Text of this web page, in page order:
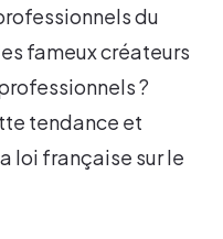
du
fameux créateurs
?
tendance et
loi française sur le